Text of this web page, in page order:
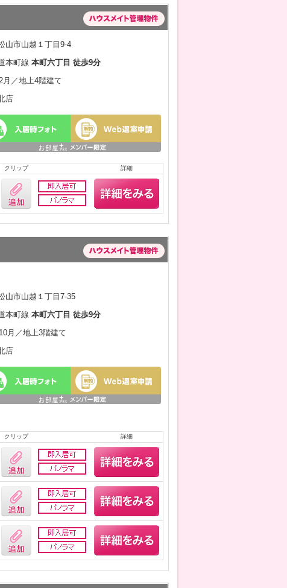
山市山越１丁目9-4
本町線 本町六丁目 徒歩9分
月／地上4階建て
店
クリップ 詳細
山市山越１丁目7-35
本町線 本町六丁目 徒歩9分
月／地上3階建て
店
クリップ 詳細